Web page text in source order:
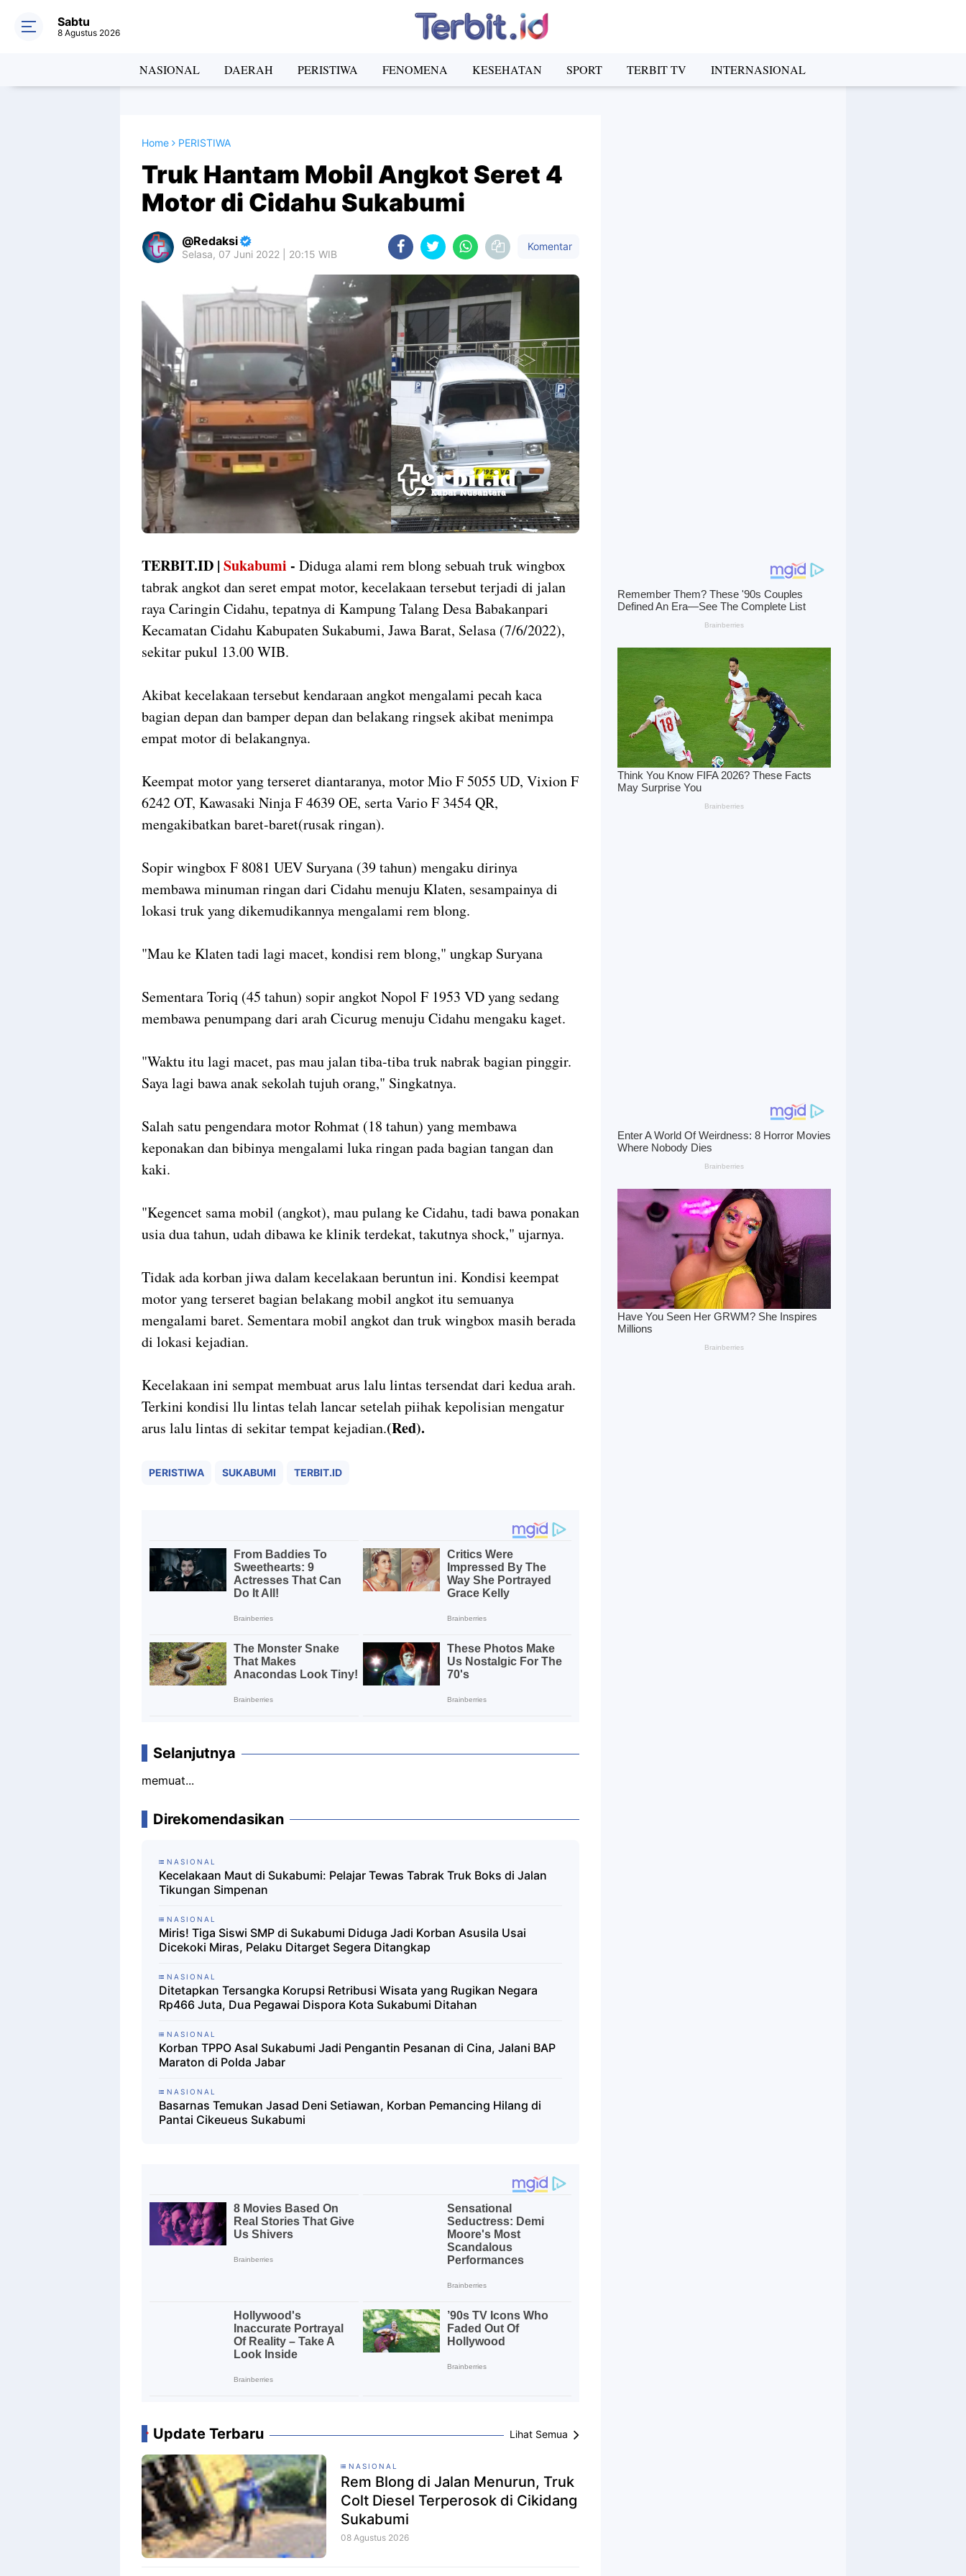
Sabtu
8 Agustus 2026
NASIONAL DAERAH PERISTIWA FENOMENA KESEHATAN SPORT TERBIT TV INTERNASIONAL
Home PERISTIWA
Truk Hantam Mobil Angkot Seret 4
Motor di Cidahu Sukabumi
Redaksi
Selasa, 07 Juni 2022 | 20:15 WIB
Komentar
TERBIT.ID | Sukabumi - Diduga alami rem blong sebuah truk wingbox
tabrak angkot dan seret empat motor, kecelakaan tersebut terjadi di jalan
raya Caringin Cidahu, tepatnya di Kampung Talang Desa Babakanpari
Kecamatan Cidahu Kabupaten Sukabumi, Jawa Barat, Selasa (7/6/2022),
sekitar pukul 13.00 WIB.
Akibat kecelakaan tersebut kendaraan angkot mengalami pecah kaca
bagian depan dan bamper depan dan belakang ringsek akibat menimpa
empat motor di belakangnya.
Keempat motor yang terseret diantaranya, motor Mio F 5055 UD, Vixion F
6242 OT, Kawasaki Ninja F 4639 OE, serta Vario F 3454 QR,
mengakibatkan baret-baret(rusak ringan).
Sopir wingbox F 8081 UEV Suryana (39 tahun) mengaku dirinya
membawa minuman ringan dari Cidahu menuju Klaten, sesampainya di
lokasi truk yang dikemudikannya mengalami rem blong.
"Mau ke Klaten tadi lagi macet, kondisi rem blong," ungkap Suryana
Sementara Toriq (45 tahun) sopir angkot Nopol F 1953 VD yang sedang
membawa penumpang dari arah Cicurug menuju Cidahu mengaku kaget.
"Waktu itu lagi macet, pas mau jalan tiba-tiba truk nabrak bagian pinggir.
Saya lagi bawa anak sekolah tujuh orang," Singkatnya.
Salah satu pengendara motor Rohmat (18 tahun) yang membawa
keponakan dan bibinya mengalami luka ringan pada bagian tangan dan
kaki.
"Kegencet sama mobil (angkot), mau pulang ke Cidahu, tadi bawa ponakan
usia dua tahun, udah dibawa ke klinik terdekat, takutnya shock," ujarnya.
Tidak ada korban jiwa dalam kecelakaan beruntun ini. Kondisi keempat
motor yang terseret bagian belakang mobil angkot itu semuanya
mengalami baret. Sementara mobil angkot dan truk wingbox masih berada
di lokasi kejadian.
Kecelakaan ini sempat membuat arus lalu lintas tersendat dari kedua arah.
Terkini kondisi llu lintas telah lancar setelah piihak kepolisian mengatur
arus lalu lintas di sekitar tempat kejadian.(Red).
PERISTIWA SUKABUMI TERBIT.ID
Selanjutnya
memuat...
Direkomendasikan
NASIONAL
Kecelakaan Maut di Sukabumi: Pelajar Tewas Tabrak Truk Boks di Jalan
Tikungan Simpenan
NASIONAL
Miris! Tiga Siswi SMP di Sukabumi Diduga Jadi Korban Asusila Usai
Dicekoki Miras, Pelaku Ditarget Segera Ditangkap
NASIONAL
Ditetapkan Tersangka Korupsi Retribusi Wisata yang Rugikan Negara
Rp466 Juta, Dua Pegawai Dispora Kota Sukabumi Ditahan
NASIONAL
Korban TPPO Asal Sukabumi Jadi Pengantin Pesanan di Cina, Jalani BAP
Maraton di Polda Jabar
NASIONAL
Basarnas Temukan Jasad Deni Setiawan, Korban Pemancing Hilang di
Pantai Cikeueus Sukabumi
Update Terbaru Lihat Semua
NASIONAL
Rem Blong di Jalan Menurun, Truk
Colt Diesel Terperosok di Cikidang
Sukabumi
08 Agustus 2026